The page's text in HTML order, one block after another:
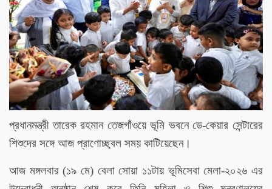
প্রধানমন্ত্রী তারেক রহমান তেজগাঁওয়ে ভূমি ভবনে ডে-কেয়ার সেন্টারের
শিশুদের সঙ্গে আজ প্রাণোচ্ছ্বল সময় কাটিয়েছেন।
আজ মঙ্গলবার (১৯ মে) বেলা সোয়া ১১টায় ভূমিসেবা মেলা-২০২৬ এর